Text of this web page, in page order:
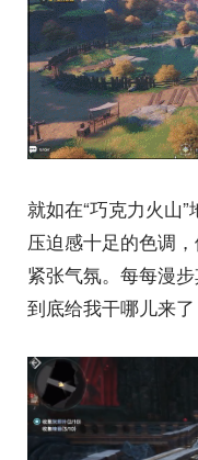
就如在“巧克力火山
压迫感十足的色调
紧张气氛。每每漫
到底给我干哪儿来了